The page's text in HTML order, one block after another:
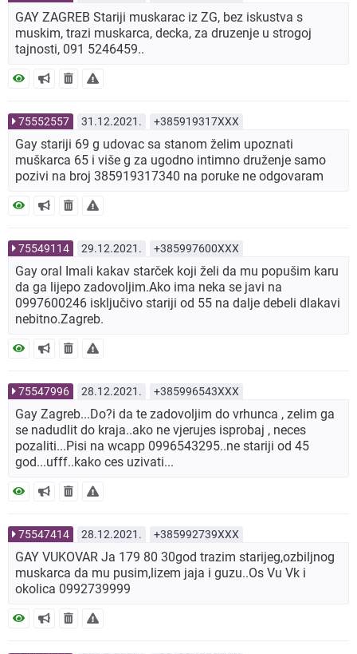
GAY ZAGREB Stariji muskarac iz ZG, bez iskustva s
muskim, trazi muskarca, decka, za druzenje u strogoj
tajnosti, 091 5246459..
75552557 31.12.2021. +385919317XXX
Gay stariji 69 g udovac sa stanom želim upoznati
muškarca 65 i više g za ugodno intimno druženje samo
pozivi na broj 385919317340 na poruke ne odgovaram
75549114 29.12.2021. +385997600XXX
Gay oral Imali kakav starček koji želi da mu popušim karu
da ga lijepo zadovoljim.Ako ima neka se javi na
0997600246 isključivo stariji od 55 na dalje debeli dlakavi
nebitno.Zagreb.
75547996 28.12.2021. +385996543XXX
Gay Zagreb...Do?i da te zadovoljim do vrhunca , zelim ga
se nadudlit do kraja..ako ne vjerujes isprobaj , neces
pozaliti...Pisi na wcapp 0996543295..ne stariji od 45
god...ufff..kako ces uzivati...
75547414 28.12.2021. +385992739XXX
GAY VUKOVAR Ja 179 80 30god trazim starijeg,ozbiljnog
muskarca da mu pusim,lizem jaja i guzu..Os Vu Vk i
okolica 0992739999